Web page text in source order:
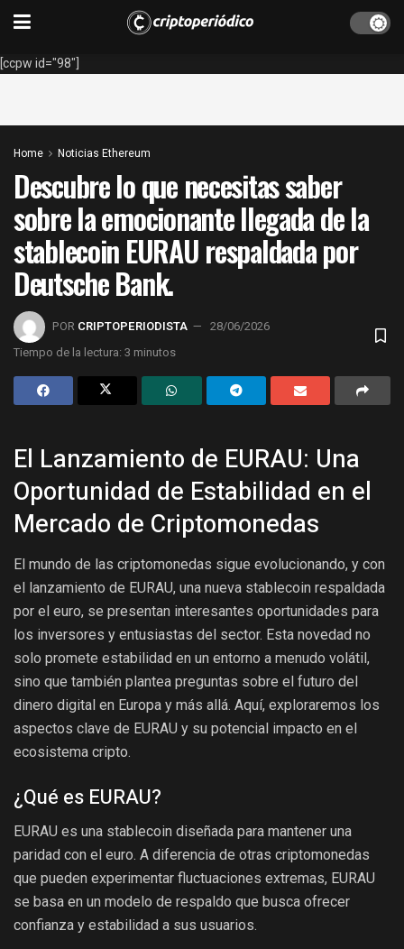
[ccpw id="98"]
Home Noticias Ethereum
Descubre lo que necesitas saber
sobre la emocionante llegada de la
stablecoin EURAU respaldada por
Deutsche Bank.
POR CRIPTOPERIODISTA
28/06/2026
Tiempo de la lectura: 3 minutos
El Lanzamiento de EURAU: Una
Oportunidad de Estabilidad en el
Mercado de Criptomonedas
El mundo de las criptomonedas sigue evolucionando, y con
el lanzamiento de EURAU, una nueva stablecoin respaldada
por el euro, se presentan interesantes oportunidades para
los inversores y entusiastas del sector. Esta novedad no
solo promete estabilidad en un entorno a menudo volátil,
sino que también plantea preguntas sobre el futuro del
dinero digital en Europa y más allá. Aquí, exploraremos los
aspectos clave de EURAU y su potencial impacto en el
ecosistema cripto.
¿Qué es EURAU?
EURAU es una stablecoin diseñada para mantener una
paridad con el euro. A diferencia de otras criptomonedas
que pueden experimentar fluctuaciones extremas, EURAU
se basa en un modelo de respaldo que busca ofrecer
confianza y estabilidad a sus usuarios.